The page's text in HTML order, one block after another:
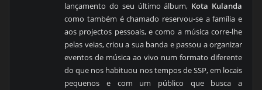
lançamento do seu último álbum, Kota Kulanda
como também é chamado reservou-se a família e
aos projectos pessoais, e como a música corre-lhe
pelas veias, criou a sua banda e passou a organizar
eventos de música ao vivo num formato diferente
do que nos habituou nos tempos de SSP, em locais
pequenos e com um público que busca a